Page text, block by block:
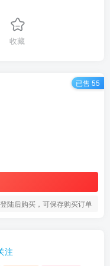
收藏
陆后购买，可保存购买订单
已售 55
注